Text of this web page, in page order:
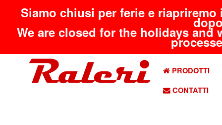
Siamo chiusi per ferie e
We are closed for the holidays
PRODOTTI
CONTATTI